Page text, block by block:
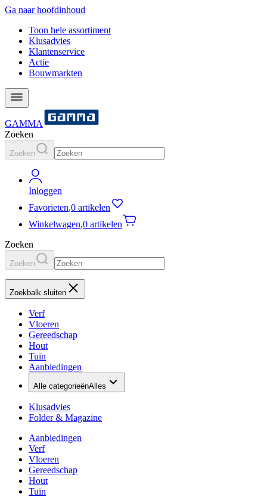
Ga naar hoofdinhoud
Toon hele assortiment
Klusadvies
Klantenservice
Actie
Bouwmarkten
GAMMA
Zoeken
Zoeken
Inloggen
Favorieten,0 artikelen
Winkelwagen,0 artikelen
Zoeken
Zoeken
Zoekbalk sluiten
Verf
Vloeren
Gereedschap
Hout
Tuin
Aanbiedingen
Alle categorieënAlles
Klusadvies
Folder & Magazine
Aanbiedingen
Verf
Vloeren
Gereedschap
Hout
Tuin